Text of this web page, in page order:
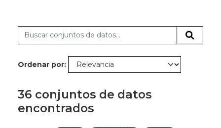
Ordenar por
36 conjuntos de datos
encontrados